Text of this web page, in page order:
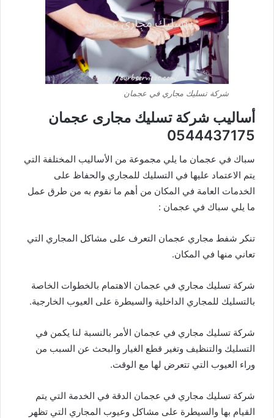
شركة تسليك مجاري في عجمان
أساليب شركة تسليك مجارى عجمان
0544437175
سباك في عجمان ما يلي مجموعة من الأساليب المختلفة التي
يتم الاعتماد عليها في التسليك للمجاري والحفاظ على
الخدمات العامة في المكان من أهم ما نقوم به من طرق عمل
ما يلي سباك في عجمان :
تنكر شفط مجاري عجمان التعرف على مشاكل المجاري التي
تعاني منها في المكان.
شركة تسليك مجاري في عجمان الاهتمام بالخطوات الخاصة
بالتسليك للمجاري الداخلية والسيطرة على العيوب الخارجية.
شركة تسليك مجاري في عجمان الأمر بالنسبة لنا يكمن في
التسليك والتنظيف وتغير قطع الغيار والبحث عن السبب من
وراء العيوب التي تتعرض لها مع الوقت.
شركة تسليك مجاري في عجمان الدقة في الخدمة التي يتم
القيام بها والسيطرة على مشاكل وعيوب المجاري التي تظهر